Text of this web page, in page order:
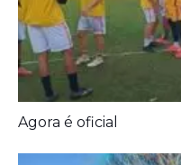
Agora é oficial